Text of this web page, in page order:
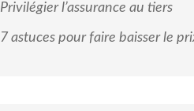
Privilégier l’assurance au tiers
7 astuces pour faire baisser le